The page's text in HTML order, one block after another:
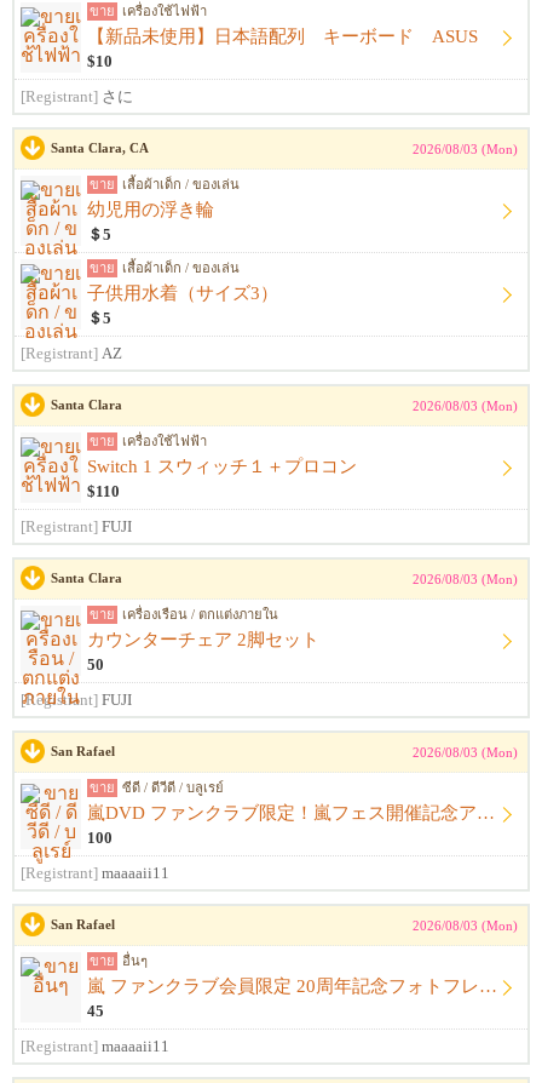
ขาย เครื่องใช้ไฟฟ้า
【新品未使用】日本語配列 キーボード ASUS
$10
[Registrant] さに
Santa Clara, CA 2026/08/03 (Mon)
ขาย เสื้อผ้าเด็ก / ของเล่น
幼児用の浮き輪
＄5
ขาย เสื้อผ้าเด็ก / ของเล่น
子供用水着（サイズ3）
＄5
[Registrant] AZ
Santa Clara 2026/08/03 (Mon)
ขาย เครื่องใช้ไฟฟ้า
Switch 1 スウィッチ１＋プロコン
$110
[Registrant] FUJI
Santa Clara 2026/08/03 (Mon)
ขาย เครื่องเรือน / ตกแต่งภายใน
カウンターチェア 2脚セット
50
[Registrant] FUJI
San Rafael 2026/08/03 (Mon)
ขาย ซีดี / ดีวีดี / บลูเรย์
嵐DVD ファンクラブ限定！嵐フェス開催記念アルバム ウラ嵐マニア CD４枚組
100
[Registrant] maaaaii11
San Rafael 2026/08/03 (Mon)
ขาย อื่นๆ
嵐 ファンクラブ会員限定 20周年記念フォトフレーム
45
[Registrant] maaaaii11